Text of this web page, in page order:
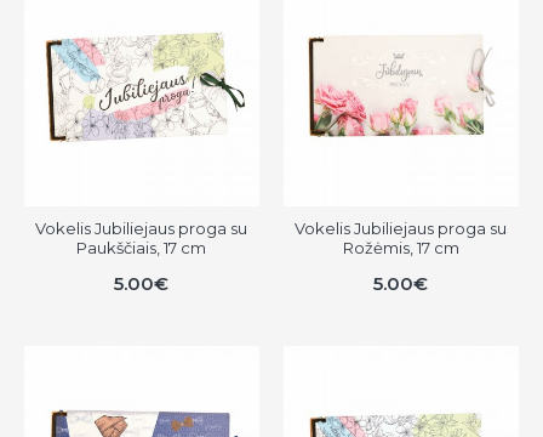
Vokelis Jubiliejaus proga su
Paukščiais, 17 cm
5.00€
Vokelis Jubiliejaus proga su
Rožėmis, 17 cm
5.00€